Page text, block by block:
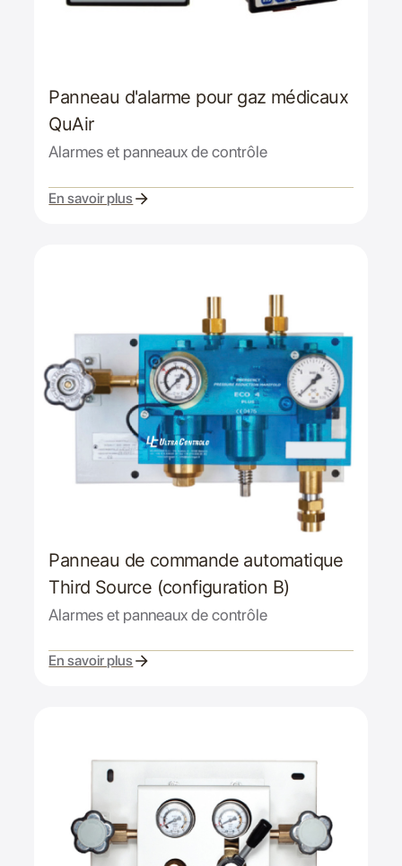
Panneau d'alarme pour gaz médicaux
QuAir
Alarmes et panneaux de contrôle
En savoir plus
Panneau de commande automatique
Third Source (configuration B)
Alarmes et panneaux de contrôle
En savoir plus